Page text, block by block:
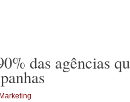
das agências